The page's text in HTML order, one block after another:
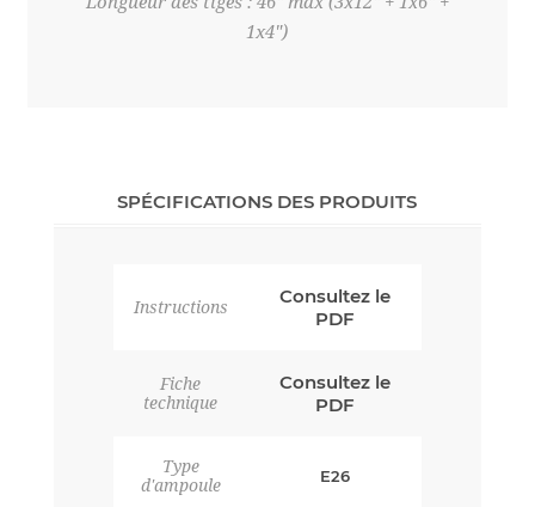
1x4")
SPÉCIFICATIONS DES PRODUITS
Instructions
Consultez le
PDF
Fiche
technique
Consultez le
PDF
Type
d'ampoule
E26